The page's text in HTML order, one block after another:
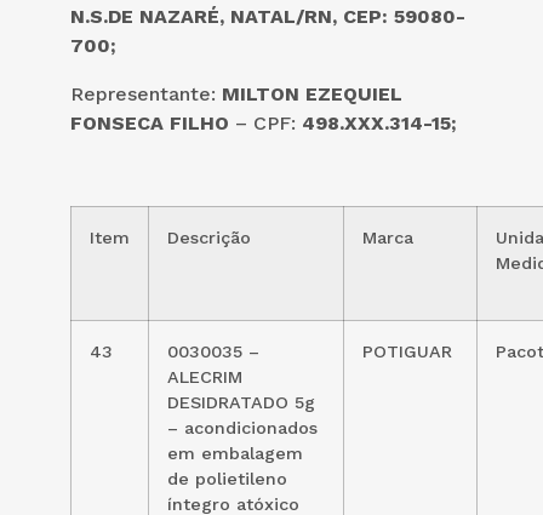
N.S.DE NAZARÉ, NATAL/RN, CEP: 59080-
700;
Representante: MILTON EZEQUIEL
FONSECA FILHO – CPF: 498.XXX.314-15;
Item Descrição Marca
43
0030035 –
ALECRIM
DESIDRATADO 5g
– acondicionados
em embalagem
de polietileno
íntegro atóxico
POTIGUAR